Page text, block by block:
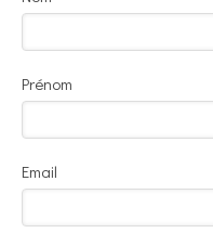
Prénom
Email